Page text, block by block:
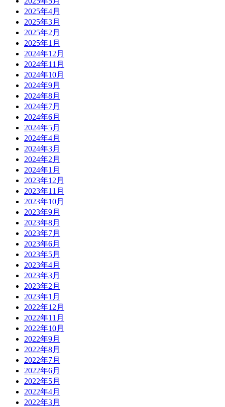
2025年4月
2025年3月
2025年2月
2025年1月
2024年12月
2024年11月
2024年10月
2024年9月
2024年8月
2024年7月
2024年6月
2024年5月
2024年4月
2024年3月
2024年2月
2024年1月
2023年12月
2023年11月
2023年10月
2023年9月
2023年8月
2023年7月
2023年6月
2023年5月
2023年4月
2023年3月
2023年2月
2023年1月
2022年12月
2022年11月
2022年10月
2022年9月
2022年8月
2022年7月
2022年6月
2022年5月
2022年4月
2022年3月